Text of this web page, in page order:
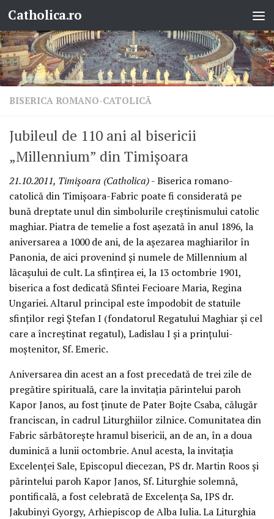
Skip to content
Catholica.ro
BISERICA ROMANO-CATOLICĂ
Jubileul de 110 ani al bisericii
„Millennium” din Timişoara
21.10.2011, Timişoara (Catholica)- Biserica romano-
catolică din Timişoara-Fabric poate fi considerată pe
bună dreptate unul din simbolurile creştinismului catolic
maghiar. Piatra de temelie a fost aşezată în anul 1896, la
aniversarea a 1000 de ani, de la aşezarea maghiarilor în
Panonia, de aici provenind şi numele de Millennium al
lăcaşului de cult. La sfinţirea ei, la 13 octombrie 1901,
biserica a fost dedicată Sfintei Fecioare Maria, Regina
Ungariei. Altarul principal este împodobit de statuile
sfinţilor regi Ştefan I (fondatorul Regatului Maghiar şi cel
care a încreştinat regatul), Ladislau I şi a prinţului-
moştenitor, Sf. Emeric.
Aniversarea din acest an a fost precedată de trei zile de
pregătire spirituală, care la invitaţia părintelui paroh
Kapor Janos, au fost ţinute de Pater Bojte Csaba, călugăr
franciscan, în cadrul Liturghiilor zilnice. Comunitatea din
Fabric sărbătoreşte hramul bisericii, an de an, în a doua
duminică a lunii octombrie. Anul acesta, la invitaţia
Excelenţei Sale, Episcopul diecezan, PS dr. Martin Roos şi
părintelui paroh Kapor Janos, Sf. Liturghie solemnă,
pontificală, a fost celebrată de Excelenţa Sa, IPS dr.
Jakubinyi Gyorgy, Arhiepiscop de Alba Iulia. La Liturghia